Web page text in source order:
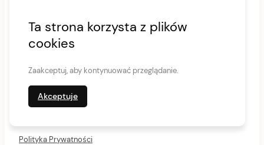
Uncategorized
Wsparcie
7 pomysłów na sportowy prezent dla dzieci
Polityka Prywatności
Ta strona korzysta z plików
cookies
Zaakceptuj, aby kontynuować przeglądanie.
Akceptuje